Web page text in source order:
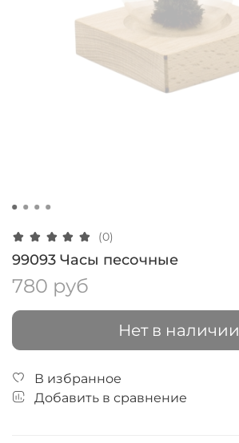
(0)
99093 Часы песочные
780 руб
Нет в наличии
В избранное
Добавить в сравнение